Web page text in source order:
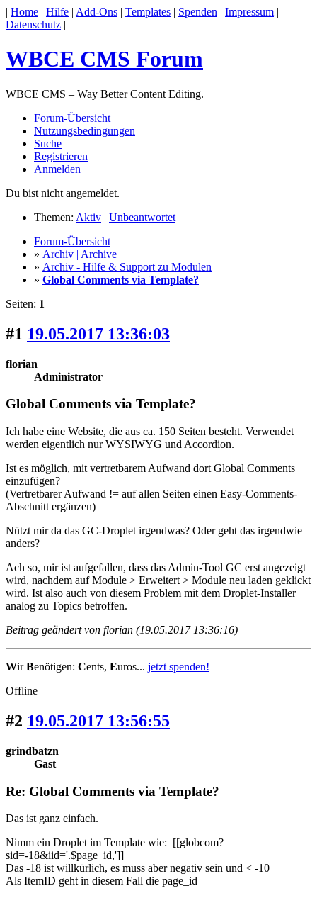
| Home | Hilfe | Add-Ons | Templates | Spenden | Impressum |
Datenschutz |
WBCE CMS Forum
WBCE CMS – Way Better Content Editing.
Forum-Übersicht
Nutzungsbedingungen
Suche
Registrieren
Anmelden
Du bist nicht angemeldet.
Themen: Aktiv | Unbeantwortet
Forum-Übersicht
» Archiv | Archive
» Archiv - Hilfe & Support zu Modulen
» Global Comments via Template?
Seiten: 1
#1 19.05.2017 13:36:03
florian
Administrator
Global Comments via Template?
Ich habe eine Website, die aus ca. 150 Seiten besteht. Verwendet
werden eigentlich nur WYSIWYG und Accordion.
Ist es möglich, mit vertretbarem Aufwand dort Global Comments
einzufügen?
(Vertretbarer Aufwand != auf allen Seiten einen Easy-Comments-
Abschnitt ergänzen)
Nützt mir da das GC-Droplet irgendwas? Oder geht das irgendwie
anders?
Ach so, mir ist aufgefallen, dass das Admin-Tool GC erst angezeigt
wird, nachdem auf Module > Erweitert > Module neu laden geklickt
wird. Ist also auch von diesem Problem mit dem Droplet-Installer
analog zu Topics betroffen.
Beitrag geändert von florian (19.05.2017 13:36:16)
WirBenötigen: Cents, Euros... jetzt spenden!
Offline
#2 19.05.2017 13:56:55
grindbatzn
Gast
Re: Global Comments via Template?
Das ist ganz einfach.
Nimm ein Droplet im Template wie: [[globcom?
sid=-18&iid='.$page_id,']]
Das -18 ist willkürlich, es muss aber negativ sein und < -10
Als ItemID geht in diesem Fall die page_id